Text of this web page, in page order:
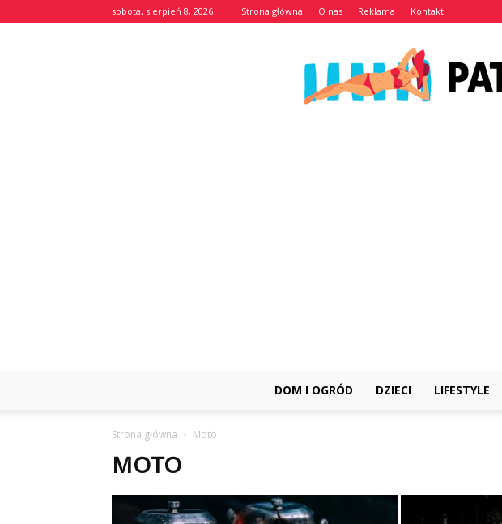
sobota, sierpień 8, 2026 Strona główna O nas Reklama Kontakt
DOM I OGRÓD DZIECI LIFESTYLE
Strona główna Moto
MOTO